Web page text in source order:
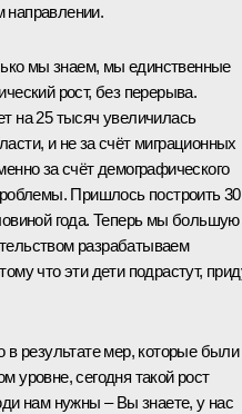
направлении.
мы знаем, мы единственные
рост, без перерыва.
на 25 тысяч увеличилась
и не за счёт миграционных
за счёт демографического
Пришлось построить 30
года. Теперь мы большую
разрабатываем
что эти дети подрастут,
в результате мер, которые были
уровне, сегодня такой рост
нам нужны – Вы знаете, у нас